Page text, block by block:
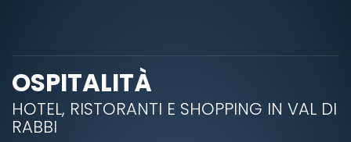
OSPITALITÀ
HOTEL, RISTORANTI E SHOPPING IN VAL DI
RABBI